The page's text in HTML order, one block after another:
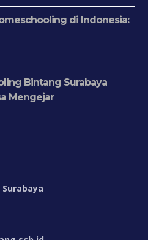
di Indonesia:
Bintang Surabaya
Mengejar